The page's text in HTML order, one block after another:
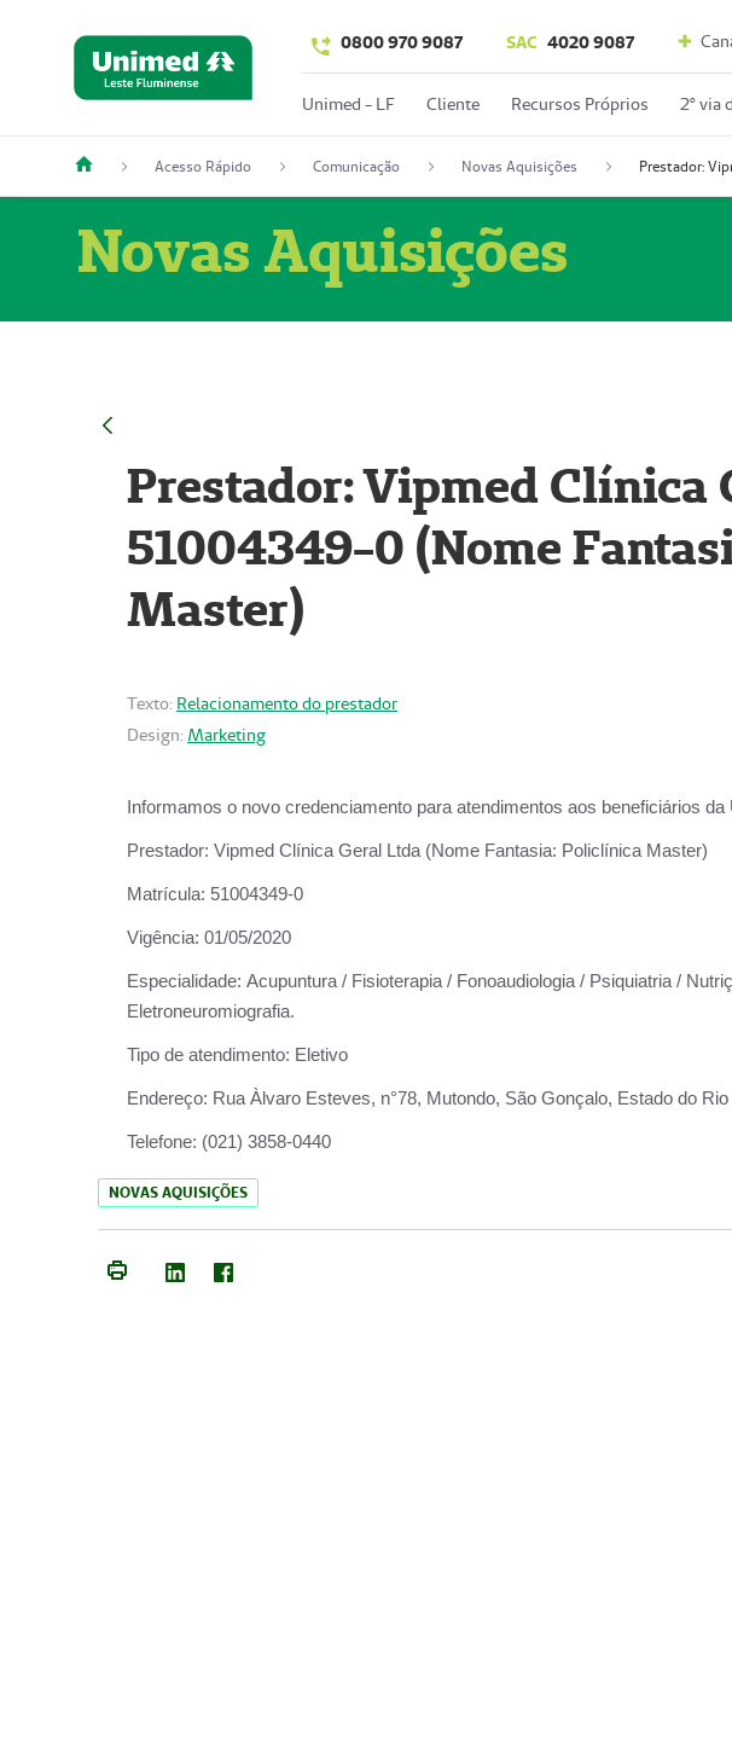
0800 970 9087 SAC 4020 9087
Unimed - LF Cliente Recursos Próprios 2º via
Acesso Rápido Comunicação Novas Aquisições
Novas Aquisições
Prestador: Vipmed Clínica
51004349-0 (Nome
Master)
Texto: Relacionamento do prestador
Design: Marketing
Informamos o novo credenciamento para atendimentos aos beneficiários da
Prestador: Vipmed Clínica Geral Ltda (Nome Fantasia: Policlínica Master)
Matrícula: 51004349-0
Vigência: 01/05/2020
Especialidade: Acupuntura / Fisioterapia / Fonoaudiologia / Psiquiatria /
Eletroneuromiografia.
Tipo de atendimento: Eletivo
Endereço: Rua Àlvaro Esteves, n°78, Mutondo, São Gonçalo, Estado do
Telefone: (021) 3858-0440
NOVAS AQUISIÇÕES